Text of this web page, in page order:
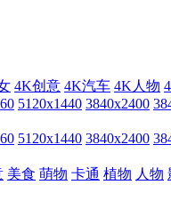
4K创意 4K汽车 4K人物
5120x1440 3840x2400
5120x1440 3840x2400
美食 萌物 卡通 植物 人物